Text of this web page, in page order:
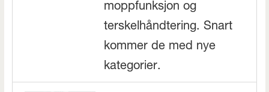
moppfunksjon og
terskelhåndtering. Snart
kommer de med nye
kategorier.